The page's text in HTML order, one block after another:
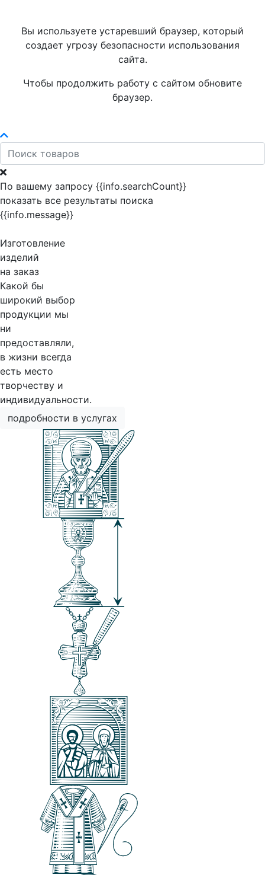
Вы используете устаревший браузер, который
создает угрозу безопасности использования
сайта.
Чтобы продолжить работу с сайтом обновите
браузер.
По вашему запросу {{info.searchCount}}
показать все результаты поиска
{{info.message}}
Изготовление
изделий
на заказ
Какой бы
широкий выбор
продукции мы
ни
предоставляли,
в жизни всегда
есть место
творчеству и
индивидуальности.
подробности в услугах